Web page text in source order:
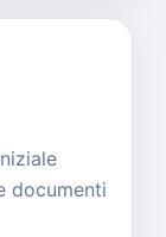
documenti